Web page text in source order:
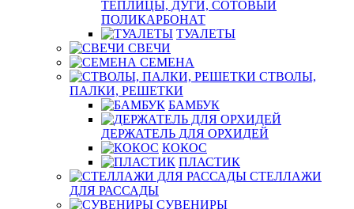
ТЕПЛИЦЫ, ДУГИ, СОТОВЫЙ
ПОЛИКАРБОНАТ
ТУАЛЕТЫ
СВЕЧИ
СЕМЕНА
СТВОЛЫ,
ПАЛКИ, РЕШЕТКИ
БАМБУК
ДЕРЖАТЕЛЬ ДЛЯ ОРХИДЕЙ
КОКОС
ПЛАСТИК
СТЕЛЛАЖИ
ДЛЯ РАССАДЫ
СУВЕНИРЫ